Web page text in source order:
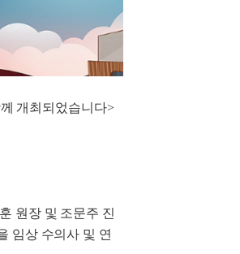
개최되었습니다>
원장 및 조문주 진
임상 수의사 및 연